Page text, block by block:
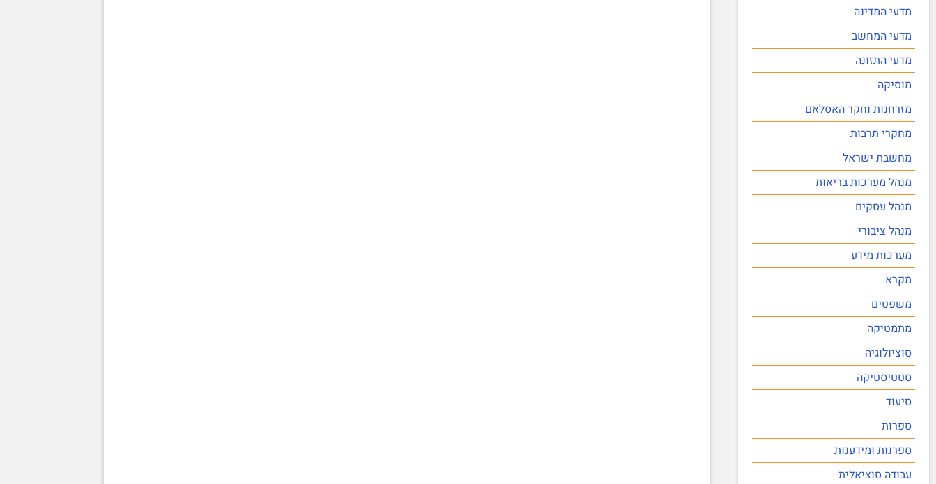
מדעי המדינה
מדעי המחשב
מדעי התזונה
מוסיקה
מזרחנות וחקר האסלאם
מחקרי תרבות
מחשבת ישראל
מנהל מערכות בריאות
מנהל עסקים
מנהל ציבורי
מערכות מידע
מקרא
משפטים
מתמטיקה
סוציולוגיה
סטטיסטיקה
סיעוד
ספרות
ספרנות ומידענות
עבודה סוציאלית